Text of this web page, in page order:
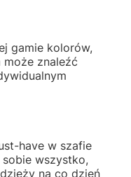
gamie kolorów,
znaleźć
have w szafie
wszystko,
na co dzień